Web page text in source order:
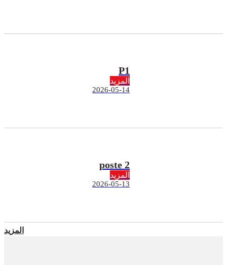
P1
المزيد
2026-05-14
poste 2
المزيد
2026-05-13
المزيد